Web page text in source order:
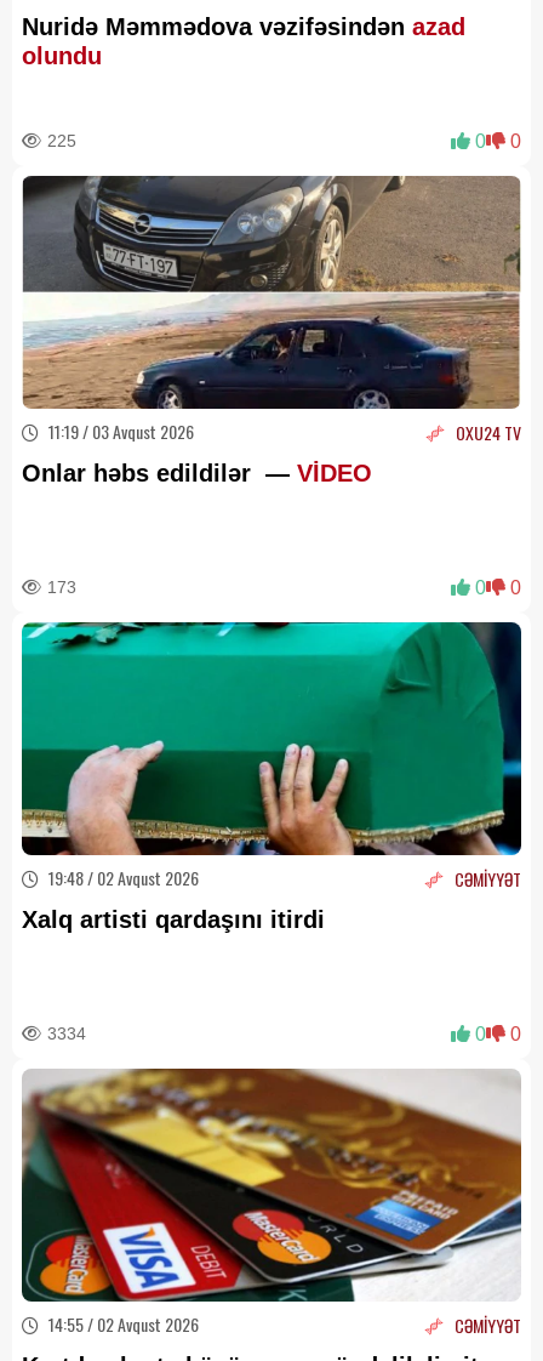
Nuridə Məmmədova vəzifəsindən azad
olundu
225 0 0
11:19 / 03 Avqust 2026 OXU24 TV
Onlar həbs edildilər — VİDEO
173 0 0
19:48 / 02 Avqust 2026 CƏMİYYƏT
Xalq artisti qardaşını itirdi
3334 0 0
14:55 / 02 Avqust 2026 CƏMİYYƏT